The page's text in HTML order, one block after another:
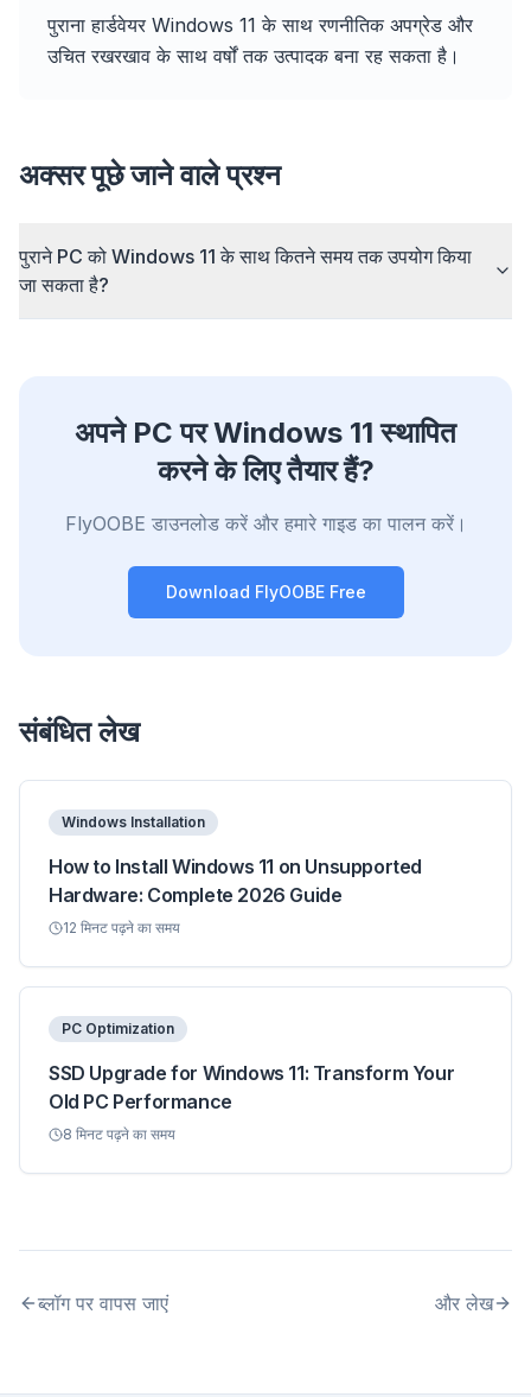
पुराना हार्डवेयर Windows 11 के साथ रणनीतिक अपग्रेड और
उचित रखरखाव के साथ वर्षों तक उत्पादक बना रह सकता है।
अक्सर पूछे जाने वाले प्रश्न
पुराने PC को Windows 11 के साथ कितने समय तक उपयोग किया
जा सकता है?
अपने PC पर Windows 11 स्थापित
करने के लिए तैयार हैं?
FlyOOBE डाउनलोड करें और हमारे गाइड का पालन करें।
Download FlyOOBE Free
संबंधित लेख
Windows Installation
How to Install Windows 11 on Unsupported
Hardware: Complete 2026 Guide
12 मिनट पढ़ने का समय
PC Optimization
SSD Upgrade for Windows 11: Transform Your
Old PC Performance
8 मिनट पढ़ने का समय
ब्लॉग पर वापस जाएं और लेख
times across every site you visit.
Stops the AI overlays, banner ads, and cross-site
trackers that slow you down.
Works with any browser